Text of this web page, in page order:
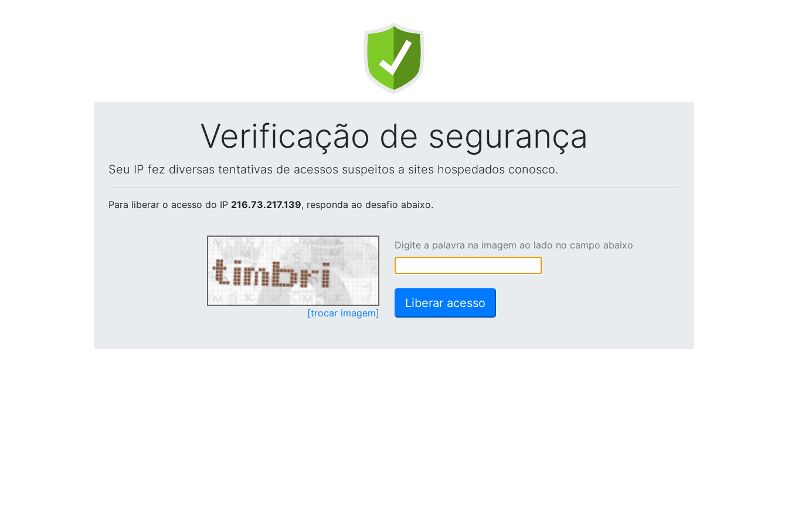
Verificação de segurança
Seu IP fez diversas tentativas de acessos suspeitos a sites hospedados conosco.
Para liberar o acesso do IP 216.73.217.139, responda ao desafio abaixo.
[trocar imagem]
Digite a palavra na imagem ao lado no campo abaixo